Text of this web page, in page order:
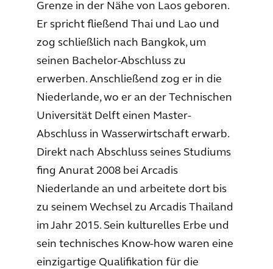
Grenze in der Nähe von Laos geboren.
Er spricht fließend Thai und Lao und
zog schließlich nach Bangkok, um
seinen Bachelor-Abschluss zu
erwerben. Anschließend zog er in die
Niederlande, wo er an der Technischen
Universität Delft einen Master-
Abschluss in Wasserwirtschaft erwarb.
Direkt nach Abschluss seines Studiums
fing Anurat 2008 bei Arcadis
Niederlande an und arbeitete dort bis
zu seinem Wechsel zu Arcadis Thailand
im Jahr 2015. Sein kulturelles Erbe und
sein technisches Know-how waren eine
einzigartige Qualifikation für die